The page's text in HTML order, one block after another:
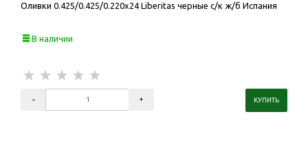
Оливки 0.425/0.425/0.220х24 Liberitas черные с/к ж/б Испания
В наличии